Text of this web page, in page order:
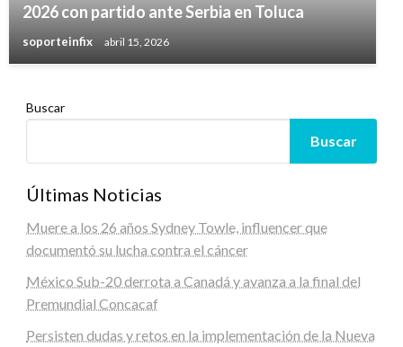
2026 con partido ante Serbia en Toluca
soporteinfix abril 15, 2026
Buscar
Buscar
Últimas Noticias
Muere a los 26 años Sydney Towle, influencer que
documentó su lucha contra el cáncer
México Sub-20 derrota a Canadá y avanza a la final del
Premundial Concacaf
Persisten dudas y retos en la implementación de la Nueva